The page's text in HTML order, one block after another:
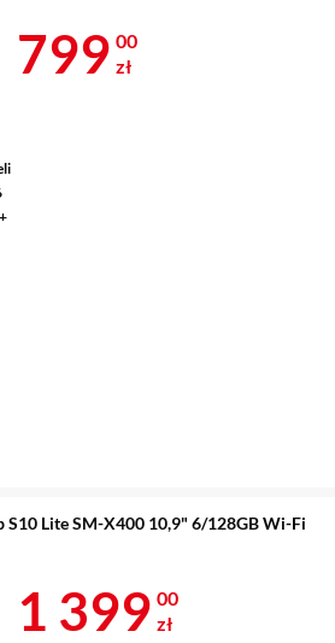
Cena 799 zł
799 00
zł
S10 Lite SM-X400 10,9" 6/128GB Wi-Fi
Cena 1 399 zł
1 399 00
zł